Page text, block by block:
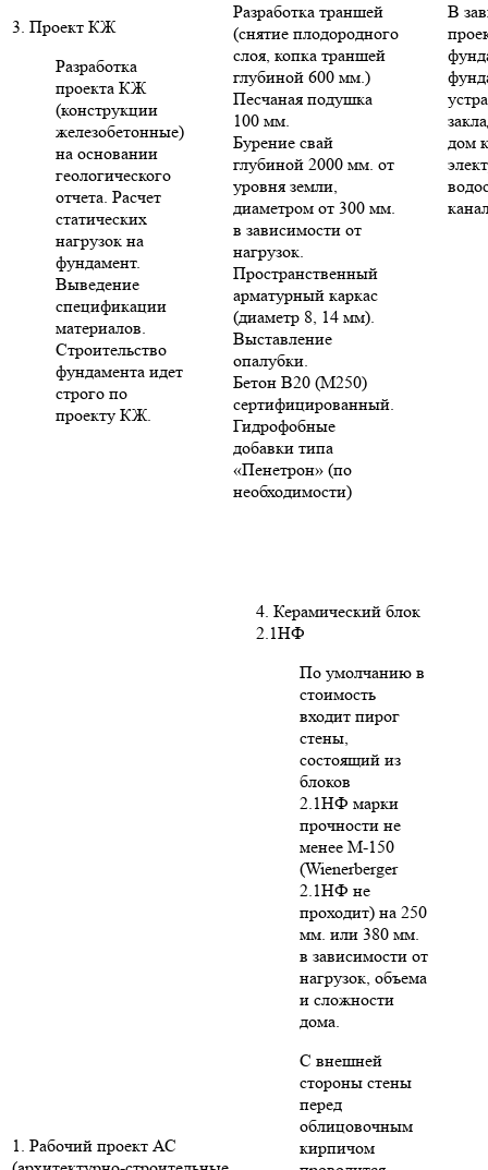
3. Проект КЖ
Разработка
проекта КЖ
(конструкции
железобетонные)
на основании
геологического
отчета. Расчет
статических
нагрузок на
фундамент.
Выведение
спецификации
материалов.
Строительство
фундамента идет
строго по
проекту КЖ.
Разработка траншей
(снятие плодородного
слоя, копка траншей
глубиной 600 мм.)
Песчаная подушка
100 мм.
Бурение свай
глубиной 2000 мм. от
уровня земли,
диаметром от 300 мм.
в зависимости от
нагрузок.
Пространственный
арматурный каркас
(диаметр 8, 14 мм).
Выставление
опалубки.
Бетон В20 (М250)
сертифицированный.
Гидрофобные
добавки типа
«Пенетрон» (по
необходимости)
В
дом
1. Рабочий проект АС
4. Керамический блок
2.1НФ
По умолчанию в
стоимость
входит пирог
стены,
состоящий из
блоков
2.1НФ марки
прочности не
менее М-150
(Wienerberger
2.1НФ не
проходит) на 250
мм. или 380 мм.
в зависимости от
нагрузок, объема
и сложности
дома.
С внешней
стороны стены
перед
облицовочным
кирпичом